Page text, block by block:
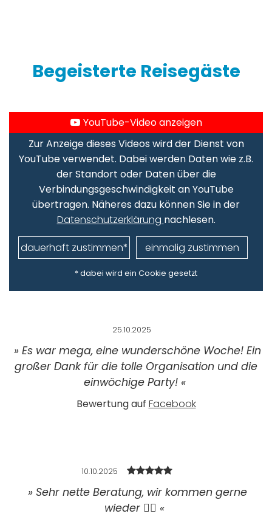
Begeisterte Reisegäste
YouTube-Video anzeigen
Zur Anzeige dieses Videos wird der Dienst von
YouTube verwendet. Dabei werden Daten wie z.B.
der Standort oder Daten über die
Verbindungsgeschwindigkeit an YouTube
übertragen. Näheres dazu können Sie in der
Datenschutzerklärung nachlesen.
dauerhaft zustimmen*
einmalig zustimmen
* dabei wird ein Cookie gesetzt
25.10.2025
» Es war mega, eine wunderschöne Woche! Ein
großer Dank für die tolle Organisation und die
einwöchige Party! «
Bewertung auf Facebook
10.10.2025
» Sehr nette Beratung, wir kommen gerne
wieder 👍🏻 «